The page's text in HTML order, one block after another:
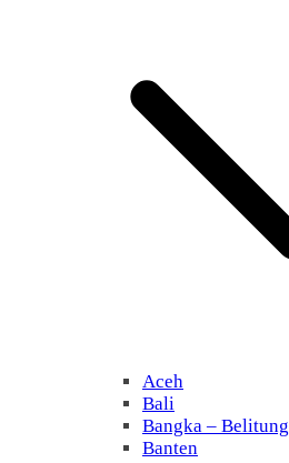
Aceh
Bali
Bangka – Belitung
Banten